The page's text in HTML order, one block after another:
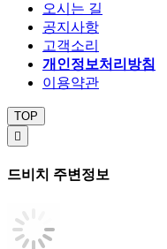
오시는 길
공지사항
고객소리
개인정보처리방침
이용약관
TOP

드비치 주변정보